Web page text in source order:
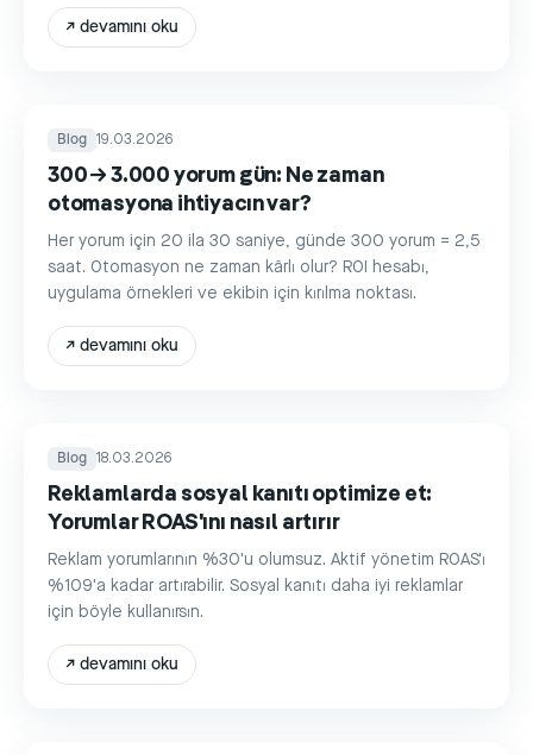
↗ devamını oku
Blog 19.03.2026
300 → 3.000 yorum gün: Ne zaman
otomasyona ihtiyacın var?
Her yorum için 20 ila 30 saniye, günde 300 yorum = 2,5
saat. Otomasyon ne zaman kârlı olur? ROI hesabı,
uygulama örnekleri ve ekibin için kırılma noktası.
↗ devamını oku
Blog 18.03.2026
Reklamlarda sosyal kanıtı optimize et:
Yorumlar ROAS'ını nasıl artırır
Reklam yorumlarının %30'u olumsuz. Aktif yönetim ROAS'ı
%109'a kadar artırabilir. Sosyal kanıtı daha iyi reklamlar
için böyle kullanırsın.
↗ devamını oku